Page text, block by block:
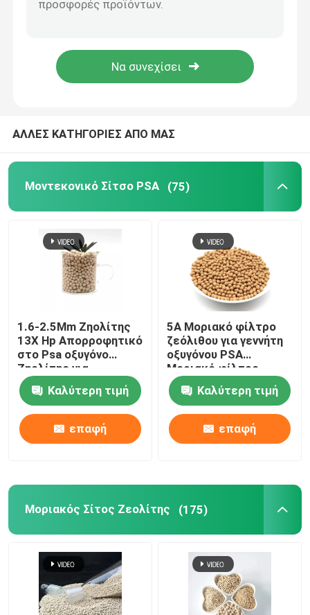
Ενεργοποιημένη αλουμίνα
Εργαστηριακή συσκευασία
internals στηλών απόσταξης
κεραμική συσκευασία πύργου
Μεταλλική συσκευασία πύργου
Πλαστικές συσκευασίες πύργων
Βιοσφαίρες κεραμικής
Κηρήθρα κεραμική
mbbr μέσα
ΑΛΛΕΣ ΚΑΤΗΓΟΡΙΕΣ ΑΠΟ ΜΑΣ
Μοντεκονικό Σίτσο PSA (75)
1.6-2.5Mm Ζηολίτης
13X Hp Απορροφητικό
στο Psa οξυγόνο
Ζηολίτης για
συγκεντρωτή
οξυγόνουΚαλύτερη τιμή
επαφή
5Α Μοριακό φίλτρο
ζεόλιθου για γεννήτη
οξυγόνου PSA
Μοριακό φίλτρο
οξυγόνου
Καλύτερη τιμή
επαφή
Μοριακός Σίτος Ζεολίτης (175)